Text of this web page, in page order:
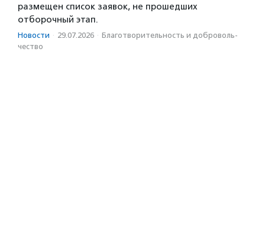
размещен список заявок, не прошедших
отборочный этап.
Новости · 29.07.2026 · Благотвори­тель­ность и доброволь­
чест­во